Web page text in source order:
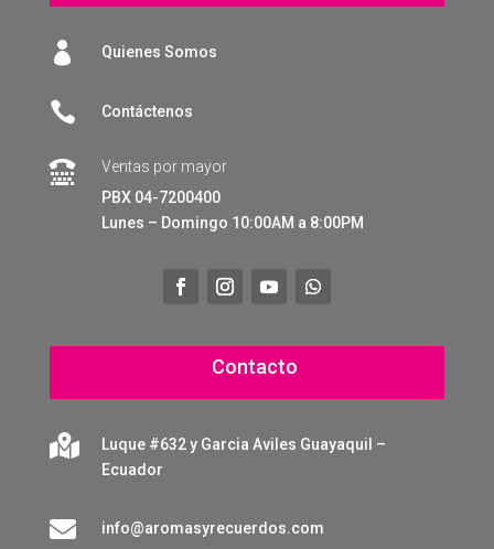
 Quienes Somos
 Contáctenos

Ventas por mayor
PBX 04-7200400
Lunes – Domingo 10:00AM a 8:00PM
Contacto

Luque #632 y Garcia Aviles Guayaquil –
Ecuador
 info@aromasyrecuerdos.com